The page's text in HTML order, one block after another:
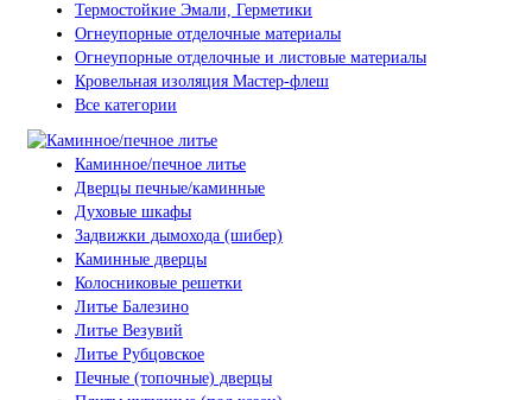
Термостойкие Эмали, Герметики
Огнеупорные отделочные материалы
Огнеупорные отделочные и листовые материалы
Кровельная изоляция Мастер-флеш
Все категории
Каминное/печное литье
Дверцы печные/каминные
Духовые шкафы
Задвижки дымохода (шибер)
Каминные дверцы
Колосниковые решетки
Литье Балезино
Литье Везувий
Литье Рубцовское
Печные (топочные) дверцы